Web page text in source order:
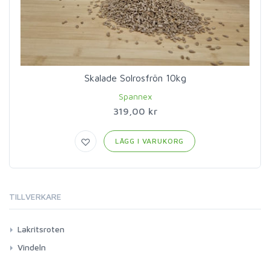
Skalade Solrosfrön 10kg
Spannex
319,00 kr
LÄGG I VARUKORG
TILLVERKARE
Lakritsroten
Vindeln